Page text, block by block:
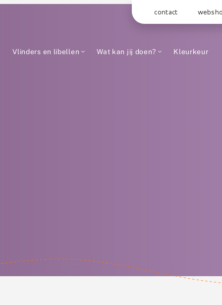
contact
Vlinders en libellen Wat kan jij doen? Kleurkeur